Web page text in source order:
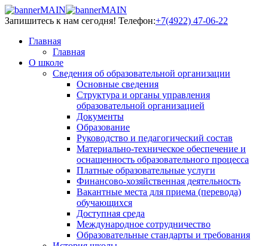
Запишитесь к нам сегодня! Телефон:+7(4922) 47-06-22
Главная
Главная
О школе
Сведения об образовательной организации
Основные сведения
Структура и органы управления
образовательной организацией
Документы
Образование
Руководство и педагогический состав
Материально-техническое обеспечение и
оснащенность образовательного процесса
Платные образовательные услуги
Финансово-хозяйственная деятельность
Вакантные места для приема (перевода)
обучающихся
Доступная среда
Международное сотрудничество
Образовательные стандарты и требования